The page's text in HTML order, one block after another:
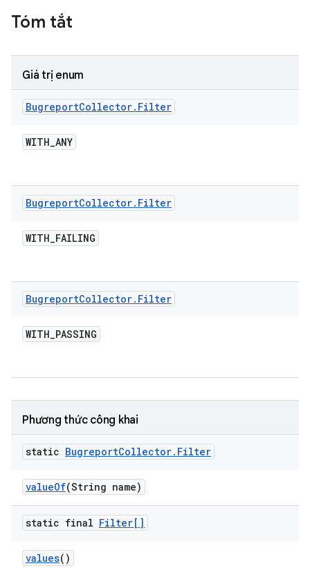
Tóm tắt
Giá trị enum
BugreportCollector. Filter
WITH_ANY
BugreportCollector. Filter
WITH_FAILING
BugreportCollector. Filter
WITH_PASSING
Phương thức công khai
static BugreportCollector. Filter
valueOf(String name)
static final Filter[]
values()